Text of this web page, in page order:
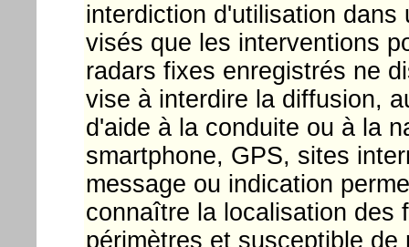
interdiction d'utilisation
visés que les interventions
radars fixes enregistrés ne
vise à interdire la diffusion,
d'aide à la conduite ou à la
smartphone, GPS, sites
message ou indication
connaître la localisation des
périmètres et susceptible